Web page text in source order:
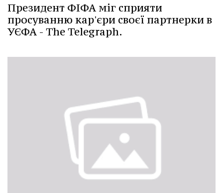
Президент ФІФА міг сприяти
просуванню кар'єри своєї партнерки в
УЄФА - The Telegraph.